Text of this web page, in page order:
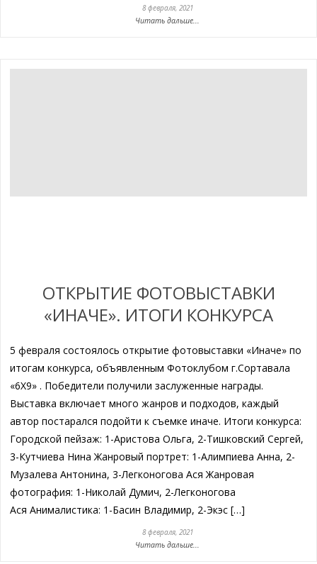
8 февраля, 2021
Читать дальше...
ОТКРЫТИЕ ФОТОВЫСТАВКИ
«ИНАЧЕ». ИТОГИ КОНКУРСА
5 февраля состоялось открытие фотовыставки «Иначе» по
итогам конкурса, объявленным Фотоклубом г.Сортавала
«6Х9» . Победители получили заслуженные награды.
Выставка включает много жанров и подходов, каждый
автор постарался подойти к съемке иначе. Итоги конкурса:
Городской пейзаж: 1-Аристова Ольга, 2-Тишковский Сергей,
3-Кутчиева Нина Жанровый портрет: 1-Алимпиева Анна, 2-
Музалева Антонина, 3-Легконогова Ася Жанровая
фотография: 1-Николай Думич, 2-Легконогова
Ася Анималистика: 1-Басин Владимир, 2-Экэс […]
8 февраля, 2021
Читать дальше...